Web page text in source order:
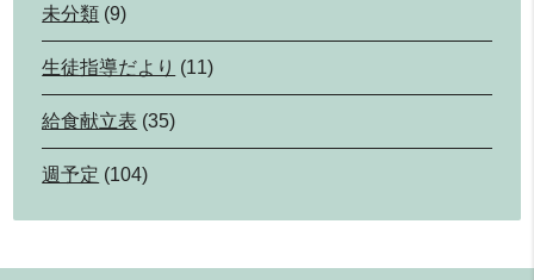
未分類 (9)
生徒指導だより (11)
給食献立表 (35)
週予定 (104)